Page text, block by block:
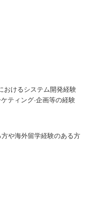
おけるシステム開発経験
ティング·企画等の経験
や海外留学経験のある方